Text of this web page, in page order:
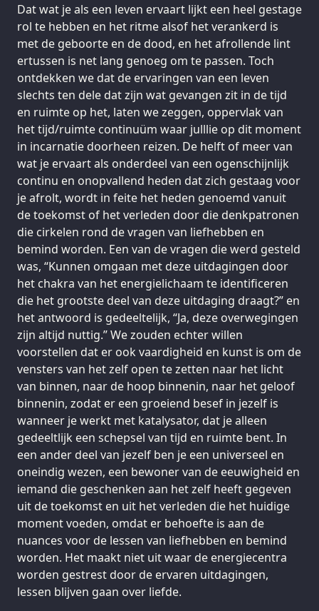
Dat wat je als een leven ervaart lijkt een heel gestage
rol te hebben en het ritme alsof het verankerd is
met de geboorte en de dood, en het afrollende lint
ertussen is net lang genoeg om te passen. Toch
ontdekken we dat de ervaringen van een leven
slechts ten dele dat zijn wat gevangen zit in de tijd
en ruimte op het, laten we zeggen, oppervlak van
het tijd/ruimte continuüm waar julllie op dit moment
in incarnatie doorheen reizen. De helft of meer van
wat je ervaart als onderdeel van een ogenschijnlijk
continu en onopvallend heden dat zich gestaag voor
je afrolt, wordt in feite het heden genoemd vanuit
de toekomst of het verleden door die denkpatronen
die cirkelen rond de vragen van liefhebben en
bemind worden. Een van de vragen die werd gesteld
was, “Kunnen omgaan met deze uitdagingen door
het chakra van het energielichaam te identificeren
die het grootste deel van deze uitdaging draagt?” en
het antwoord is gedeeltelijk, “Ja, deze overwegingen
zijn altijd nuttig.” We zouden echter willen
voorstellen dat er ook vaardigheid en kunst is om de
vensters van het zelf open te zetten naar het licht
van binnen, naar de hoop binnenin, naar het geloof
binnenin, zodat er een groeiend besef in jezelf is
wanneer je werkt met katalysator, dat je alleen
gedeeltlijk een schepsel van tijd en ruimte bent. In
een ander deel van jezelf ben je een universeel en
oneindig wezen, een bewoner van de eeuwigheid en
iemand die geschenken aan het zelf heeft gegeven
uit de toekomst en uit het verleden die het huidige
moment voeden, omdat er behoefte is aan de
nuances voor de lessen van liefhebben en bemind
worden. Het maakt niet uit waar de energiecentra
worden gestrest door de ervaren uitdagingen,
lessen blijven gaan over liefde.